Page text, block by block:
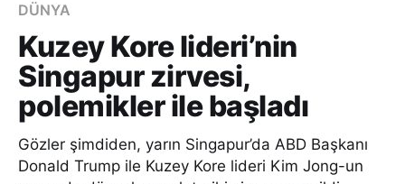
DÜNYA
Kuzey Kore lideri’nin
Singapur zirvesi,
polemikler ile başladı
Gözler şimdiden, yarın Singapur’da ABD Başkanı
Donald Trump ile Kuzey Kore lideri Kim Jong-un